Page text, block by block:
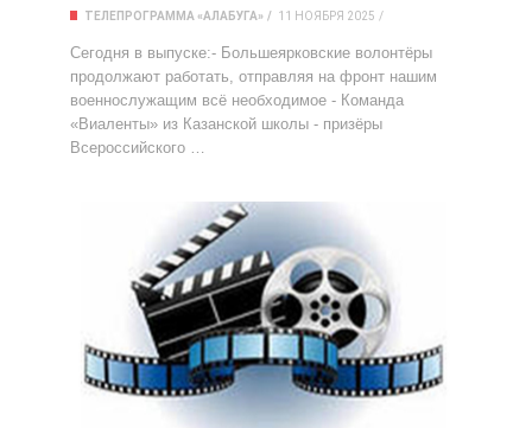
ТЕЛЕПРОГРАММА «АЛАБУГА» 11 НОЯБРЯ 2025
Сегодня в выпуске:- Большеярковские волонтёры
продолжают работать, отправляя на фронт нашим
военнослужащим всё необходимое - Команда
«Виаленты» из Казанской школы - призёры
Всероссийского …